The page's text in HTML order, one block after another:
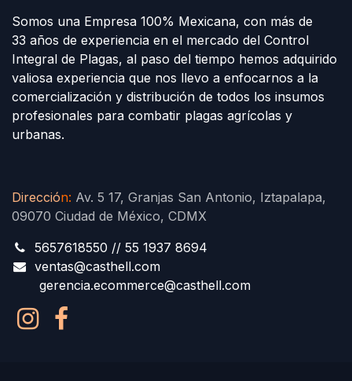
Somos una Empresa 100% Mexicana, con más de
33 años de experiencia en el mercado del Control
Integral de Plagas, al paso del tiempo hemos adquirido
valiosa experiencia que nos llevo a enfocarnos a la
comercialización y distribución de todos los insumos
profesionales para combatir plagas agrícolas y
urbanas.
Dirección: Av. 5 17, Granjas San Antonio, Iztapalapa,
09070 Ciudad de México, CDMX
5657618550 // 55 1937 8694
ventas@casthell.com
gerencia.ecommerce@casthell.com